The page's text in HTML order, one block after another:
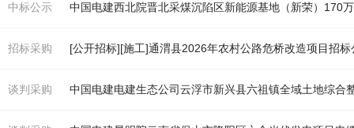
中标公示 中国电建西北院晋北采煤沉陷区新能源基地（新荣）170万千瓦光伏发电项目
招标采购 [公开招标][施工]通渭县2026年农村公路危桥改造项目招标
谈判采购